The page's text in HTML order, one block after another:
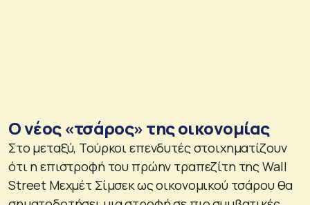
Ο νέος «τσάρος» της οικονομίας
Στο μεταξύ, Τούρκοι επενδυτές στοιχηματίζουν
ότι η επιστροφή του πρώην τραπεζίτη της Wall
Street Μεχμέτ Σίμσεκ ως οικονομικού τσάρου θα